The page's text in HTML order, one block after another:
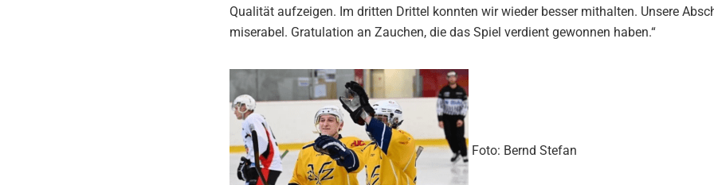
Qualität aufzeigen. Im dritten Drittel konnten wir wieder besser mithalten. Unsere
miserabel. Gratulation an Zauchen, die das Spiel verdient gewonnen haben.“
Foto: Bernd Stefan